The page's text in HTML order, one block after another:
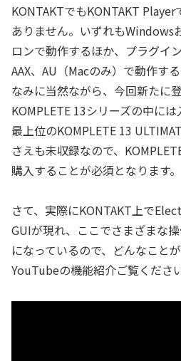
KONTAKTでもKONTAKT
ありません。いずれもWindows
ロンで動作するほか、プラグイ
AAX、AU（Macのみ）で動作す
なみに当然ながら、今回新たに
KOMPLETE 13シリーズの中に
最上位のKOMPLETE 13
さえも未収録なので、
購入することが必須となります。
さて、実際にKONTAKT上で
GUIが現れ、ここでさまざまな
になっているので、どんなこと
YouTubeの機能紹介ご覧ください